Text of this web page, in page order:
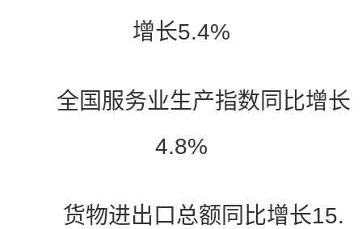
增长5.4%
全国服务业生产指数同比增长
4.8%
货物进出口总额同比增长15.